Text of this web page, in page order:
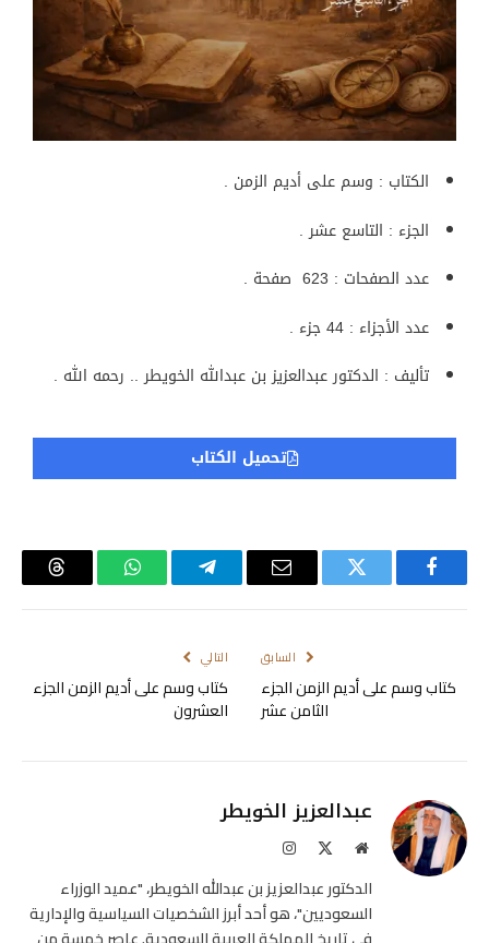
الكتاب : وسم على أديم الزمن .
الجزء : التاسع عشر .
عدد الصفحات : 623 صفحة .
عدد الأجزاء : 44 جزء .
تأليف : الدكتور عبدالعزيز بن عبدالله الخويطر .. رحمه الله .
تحميل الكتاب
فيسبوك تويتر
البريد
تيلقرام واتساب
السابق
كتاب وسم على أديم الزمن الجزء
الثامن عشر
التالي
كتاب وسم على أديم الزمن الجزء
العشرون
عبدالعزيز الخويطر
موقع
الانستغرام
الدكتور عبدالعزيز بن عبدالله الخويطر، "عميد الوزراء
السعوديين"، هو أحد أبرز الشخصيات السياسية والإدارية